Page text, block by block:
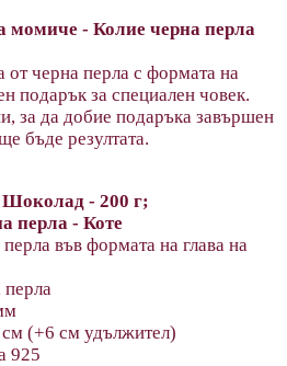
момиче - Колие черна перла
черна перла с формата на
подарък за специален човек.
за да добие подаръка завършен
бъде резултата.
- 200 г;
перла - Коте
във формата на глава на
(+6 см удължител)
925